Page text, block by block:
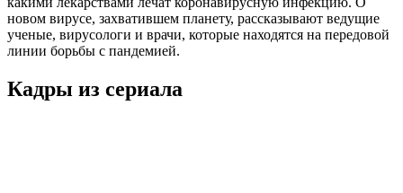
новом вирусе, захватившем планету, рассказывают ведущие
ученые, вирусологи и врачи, которые находятся на передовой
линии борьбы с пандемией.
Кадры из сериалa